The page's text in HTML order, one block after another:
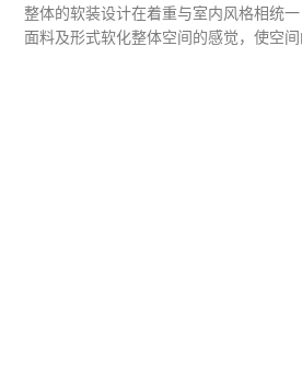
整体的软装设计在着重与室内风格相统
面料及形式软化整体空间的感觉，使空间